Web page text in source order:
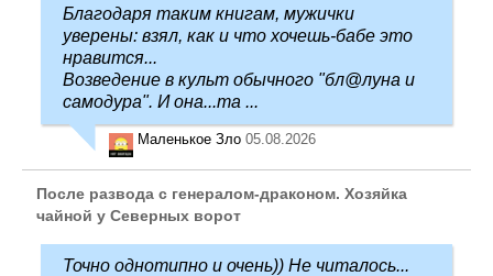
Благодаря таким книгам, мужички
уверены: взял, как и что хочешь-бабе это
нравится...
Возведение в культ обычного "бл@луна и
самодура". И она...та ...
Маленькое Зло 05.08.2026
После развода с генералом-драконом. Хозяйка
чайной у Северных ворот
Точно однотипно и очень)) Не читалось...